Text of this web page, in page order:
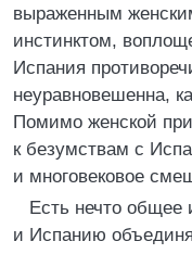
выраженным
инстинктом,
Испания
неуравновешенна,
Помимо женской
к безумствам с
и многовековое
Есть нечто
и Испанию